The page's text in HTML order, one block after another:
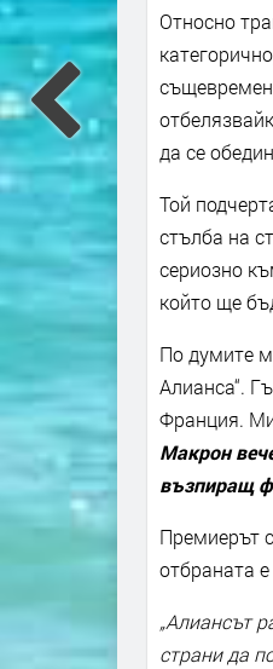
Относно
да се
Той
стълба на
сериозно
който ще
По думите
Алианса“.
Франция.
Макрон
възпиращ
Премиерът
отбраната
„Алиансът
страни да